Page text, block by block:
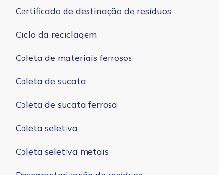
Certificado de destinação de resíduos
Ciclo da reciclagem
Coleta de materiais ferrosos
Coleta de sucata
Coleta de sucata ferrosa
Coleta seletiva
Coleta seletiva metais